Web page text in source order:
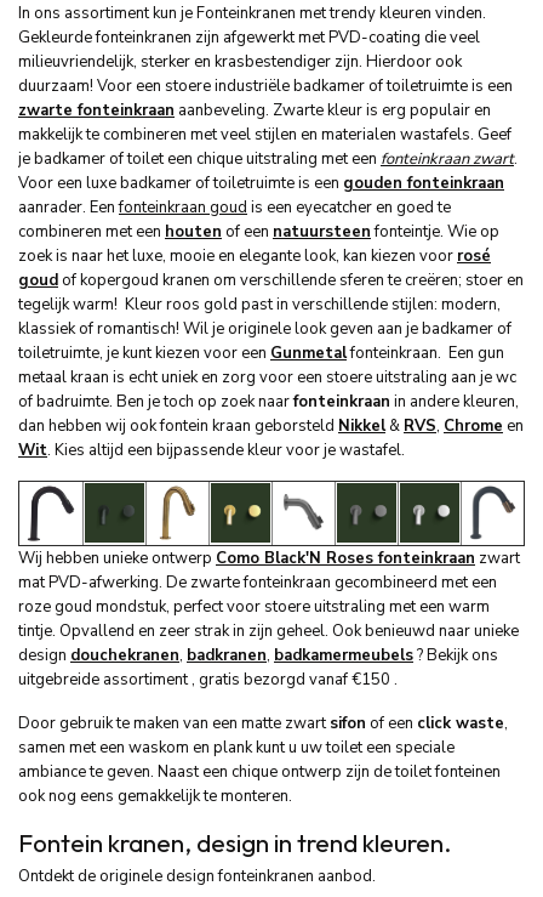
In ons assortiment kun je Fonteinkranen met trendy kleuren vinden.
Gekleurde fonteinkranen zijn afgewerkt met PVD-coating die veel
milieuvriendelijk, sterker en krasbestendiger zijn. Hierdoor ook
duurzaam! Voor een stoere industriële badkamer of toiletruimte is een
zwarte fonteinkraan aanbeveling. Zwarte kleur is erg populair en
makkelijk te combineren met veel stijlen en materialen wastafels. Geef
je badkamer of toilet een chique uitstraling met een fonteinkraan zwart.
Voor een luxe badkamer of toiletruimte is een gouden fonteinkraan
aanrader. Eenfonteinkraan goud is een eyecatcher en goed te
combineren met een houten of een natuursteenfonteintje. Wie op
zoek is naar het luxe, mooie en elegante look, kan kiezen voor rosé
goudof kopergoud kranen om verschillende sferen te creëren; stoer en
tegelijk warm! Kleur roos gold past in verschillende stijlen: modern,
klassiek of romantisch! Wil je originele look geven aan je badkamer of
toiletruimte, je kunt kiezen voor een Gunmetalfonteinkraan. Een gun
metaal kraan is echt uniek en zorg voor een stoere uitstraling aan je wc
of badruimte. Ben je toch op zoek naarfonteinkraan in andere kleuren,
dan hebben wij ook fontein kraan geborsteld Nikkel& RVS, Chrome en
Wit. Kies altijd een bijpassende kleur voor je wastafel.
Wij hebben unieke ontwerp Como Black'N Roses fonteinkraan zwart
mat PVD-afwerking. De zwarte fonteinkraan gecombineerd met een
roze goud mondstuk, perfect voor stoere uitstraling met een warm
tintje. Opvallend en zeer strak in zijn geheel. Ook benieuwd naar unieke
design douchekranen, badkranen, badkamermeubels? Bekijk ons
uitgebreide assortiment , gratis bezorgd vanaf €150 .
Door gebruik te maken van een matte zwartsifon of een click waste,
samen met een waskom en plank kunt u uw toilet een speciale
ambiance te geven. Naast een chique ontwerp zijn de toilet fonteinen
ook nog eens gemakkelijk te monteren.
Fontein kranen, design in trend kleuren.
Ontdekt de originele design fonteinkranen aanbod.